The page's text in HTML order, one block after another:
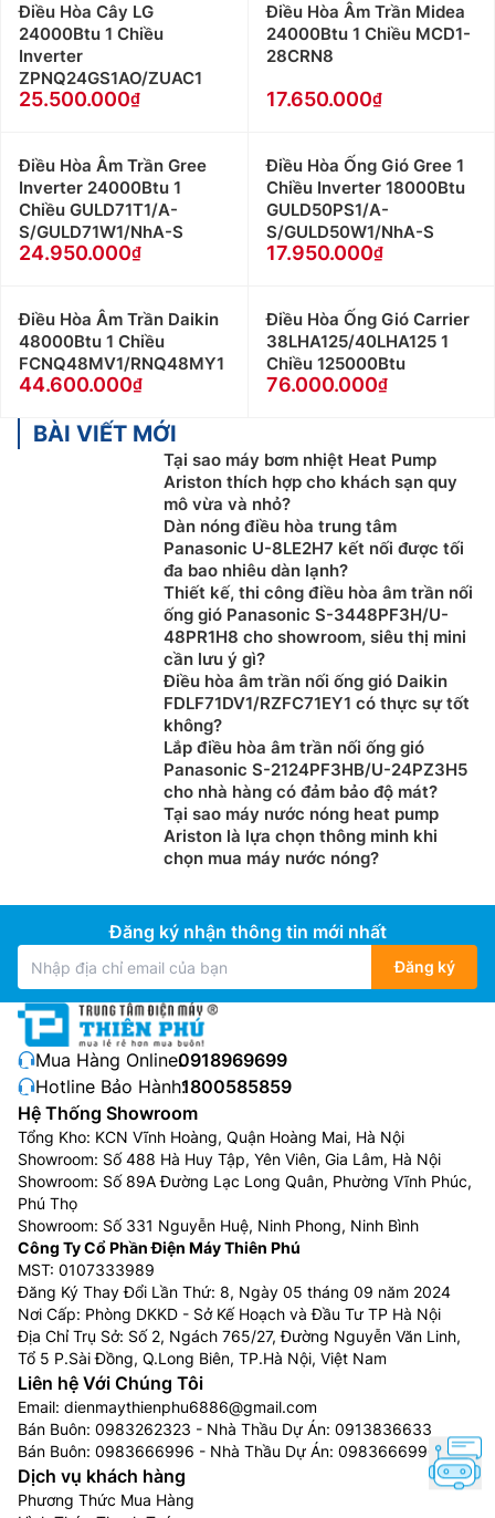
Điều Hòa Cây LG
24000Btu 1 Chiều
Inverter
ZPNQ24GS1AO/ZUAC1
25.500.000
Điều Hòa Âm Trần Midea
24000Btu 1 Chiều MCD1-
28CRN8
17.650.000
Điều Hòa Âm Trần Gree
Inverter 24000Btu 1
Chiều GULD71T1/A-
S/GULD71W1/NhA-S
24.950.000
Điều Hòa Ống Gió Gree 1
Chiều Inverter 18000Btu
GULD50PS1/A-
S/GULD50W1/NhA-S
17.950.000
Điều Hòa Âm Trần Daikin
48000Btu 1 Chiều
FCNQ48MV1/RNQ48MY1
44.600.000
Điều Hòa Ống Gió Carrier
38LHA125/40LHA125 1
Chiều 125000Btu
76.000.000
BÀI VIẾT MỚI
Tại sao máy bơm nhiệt Heat Pump
Ariston thích hợp cho khách sạn quy
mô vừa và nhỏ?
Dàn nóng điều hòa trung tâm
Panasonic U-8LE2H7 kết nối được tối
đa bao nhiêu dàn lạnh?
Thiết kế, thi công điều hòa âm trần nối
ống gió Panasonic S-3448PF3H/U-
48PR1H8 cho showroom, siêu thị mini
cần lưu ý gì?
Điều hòa âm trần nối ống gió Daikin
FDLF71DV1/RZFC71EY1 có thực sự tốt
không?
Lắp điều hòa âm trần nối ống gió
Panasonic S-2124PF3HB/U-24PZ3H5
cho nhà hàng có đảm bảo độ mát?
Tại sao máy nước nóng heat pump
Ariston là lựa chọn thông minh khi
chọn mua máy nước nóng?
Đăng ký nhận thông tin mới nhất
Đăng ký
Mua Hàng Online:0918969699
Hotline Bảo Hành:1800585859
Hệ Thống Showroom
Tổng Kho: KCN Vĩnh Hoàng, Quận Hoàng Mai, Hà Nội
Showroom: Số 488 Hà Huy Tập, Yên Viên, Gia Lâm, Hà Nội
Showroom: Số 89A Đường Lạc Long Quân, Phường Vĩnh Phúc,
Phú Thọ
Showroom: Số 331 Nguyễn Huệ, Ninh Phong, Ninh Bình
Công Ty Cổ Phần Điện Máy Thiên Phú
MST: 0107333989
Đăng Ký Thay Đổi Lần Thứ: 8, Ngày 05 tháng 09 năm 2024
Nơi Cấp: Phòng DKKD - Sở Kế Hoạch và Đầu Tư TP Hà Nội
Địa Chỉ Trụ Sở: Số 2, Ngách 765/27, Đường Nguyễn Văn Linh,
Tổ 5 P.Sài Đồng, Q.Long Biên, TP.Hà Nội, Việt Nam
Liên hệ Với Chúng Tôi
Email: dienmaythienphu6886@gmail.com
Bán Buôn: 0983262323 - Nhà Thầu Dự Án: 0913836633
Bán Buôn: 0983666996 - Nhà Thầu Dự Án: 0983666996
Dịch vụ khách hàng
Phương Thức Mua Hàng